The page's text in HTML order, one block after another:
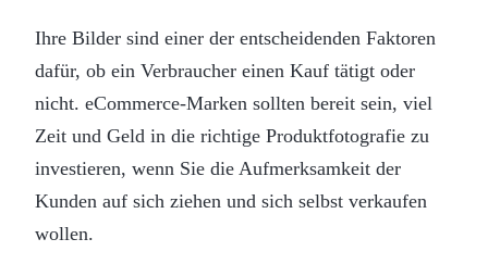
Ihre Bilder sind einer der entscheidenden Faktoren
dafür, ob ein Verbraucher einen Kauf tätigt oder
nicht. eCommerce-Marken sollten bereit sein, viel
Zeit und Geld in die richtige Produktfotografie zu
investieren, wenn Sie die Aufmerksamkeit der
Kunden auf sich ziehen und sich selbst verkaufen
wollen.